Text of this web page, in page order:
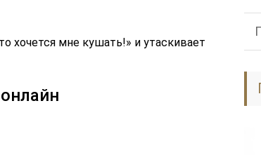
хочется мне кушать!» и утаскивает